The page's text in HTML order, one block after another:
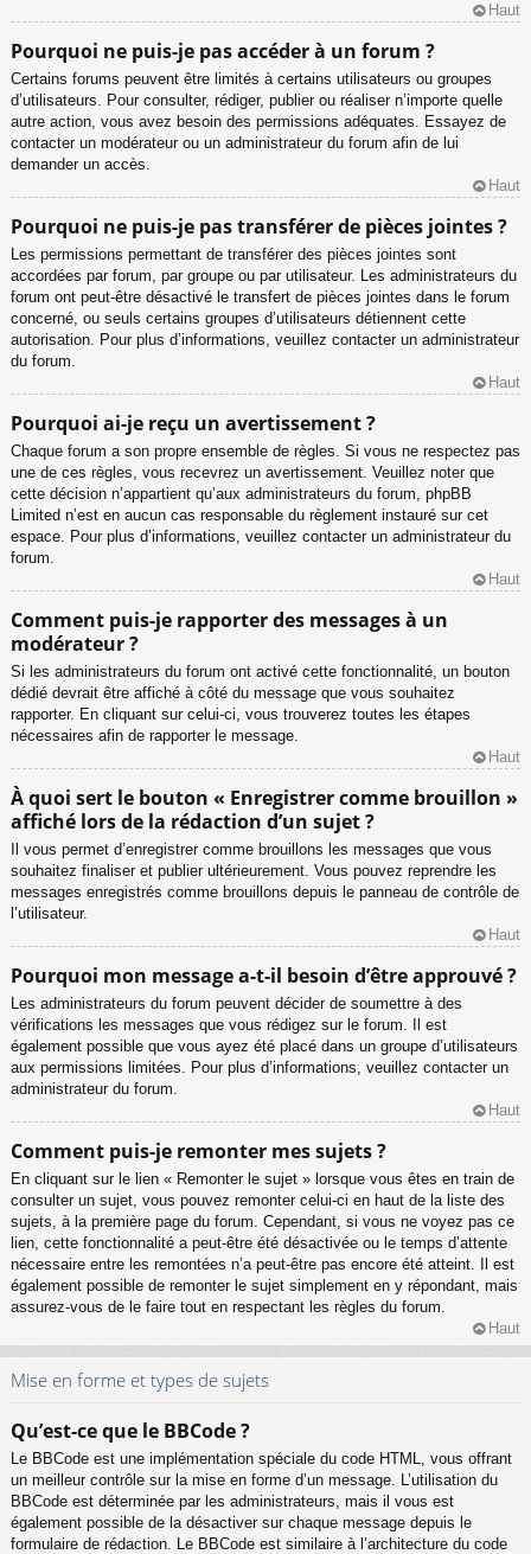
Haut
Pourquoi ne puis-je pas accéder à un forum ?
Certains forums peuvent être limités à certains utilisateurs ou groupes
d’utilisateurs. Pour consulter, rédiger, publier ou réaliser n’importe quelle
autre action, vous avez besoin des permissions adéquates. Essayez de
contacter un modérateur ou un administrateur du forum afin de lui
demander un accès.
Haut
Pourquoi ne puis-je pas transférer de pièces jointes ?
Les permissions permettant de transférer des pièces jointes sont
accordées par forum, par groupe ou par utilisateur. Les administrateurs du
forum ont peut-être désactivé le transfert de pièces jointes dans le forum
concerné, ou seuls certains groupes d’utilisateurs détiennent cette
autorisation. Pour plus d’informations, veuillez contacter un administrateur
du forum.
Haut
Pourquoi ai-je reçu un avertissement ?
Chaque forum a son propre ensemble de règles. Si vous ne respectez pas
une de ces règles, vous recevrez un avertissement. Veuillez noter que
cette décision n’appartient qu’aux administrateurs du forum, phpBB
Limited n’est en aucun cas responsable du règlement instauré sur cet
espace. Pour plus d’informations, veuillez contacter un administrateur du
forum.
Haut
Comment puis-je rapporter des messages à un
modérateur ?
Si les administrateurs du forum ont activé cette fonctionnalité, un bouton
dédié devrait être affiché à côté du message que vous souhaitez
rapporter. En cliquant sur celui-ci, vous trouverez toutes les étapes
nécessaires afin de rapporter le message.
Haut
À quoi sert le bouton « Enregistrer comme brouillon »
affiché lors de la rédaction d’un sujet ?
Il vous permet d’enregistrer comme brouillons les messages que vous
souhaitez finaliser et publier ultérieurement. Vous pouvez reprendre les
messages enregistrés comme brouillons depuis le panneau de contrôle de
l’utilisateur.
Haut
Pourquoi mon message a-t-il besoin d’être approuvé ?
Les administrateurs du forum peuvent décider de soumettre à des
vérifications les messages que vous rédigez sur le forum. Il est
également possible que vous ayez été placé dans un groupe d’utilisateurs
aux permissions limitées. Pour plus d’informations, veuillez contacter un
administrateur du forum.
Haut
Comment puis-je remonter mes sujets ?
En cliquant sur le lien « Remonter le sujet » lorsque vous êtes en train de
consulter un sujet, vous pouvez remonter celui-ci en haut de la liste des
sujets, à la première page du forum. Cependant, si vous ne voyez pas ce
lien, cette fonctionnalité a peut-être été désactivée ou le temps d’attente
nécessaire entre les remontées n’a peut-être pas encore été atteint. Il est
également possible de remonter le sujet simplement en y répondant, mais
assurez-vous de le faire tout en respectant les règles du forum.
Haut
Mise en forme et types de sujets
Qu’est-ce que le BBCode ?
Le BBCode est une implémentation spéciale du code HTML, vous offrant
un meilleur contrôle sur la mise en forme d’un message. L’utilisation du
BBCode est déterminée par les administrateurs, mais il vous est
également possible de la désactiver sur chaque message depuis le
formulaire de rédaction. Le BBCode est similaire à l’architecture du code